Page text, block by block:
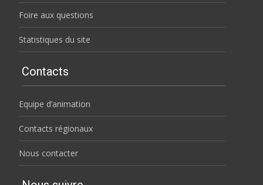
Foire aux questions
Statistiques du site
Contacts
Equipe d’animation
Contacts régionaux
Nous contacter